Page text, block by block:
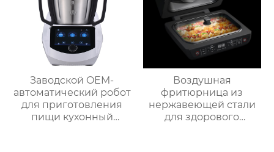
фабрика зеркал
Заводской OEM-
автоматический робот
для приготовления
пищи кухонный
Воздушная
фритюрница из
нержавеющей стали
для здорового